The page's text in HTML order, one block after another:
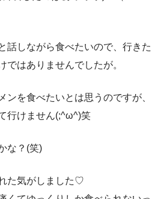
話しながら食べたいので、行きた
ではありませんでしたが。
ンを食べたいとは思うのですが、
行けません(;^ω^)笑
な？(笑)
た気がしました♡